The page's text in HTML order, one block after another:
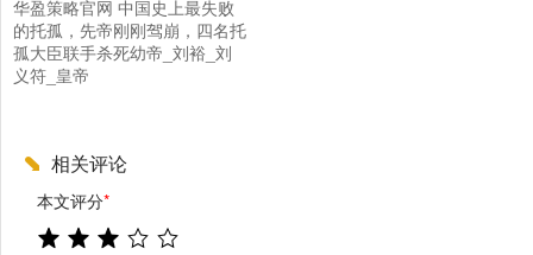
华盈策略官网 中国史上最失败
的托孤，先帝刚刚驾崩，四名托
孤大臣联手杀死幼帝_刘裕_刘
义符_皇帝
相关评论
本文评分*